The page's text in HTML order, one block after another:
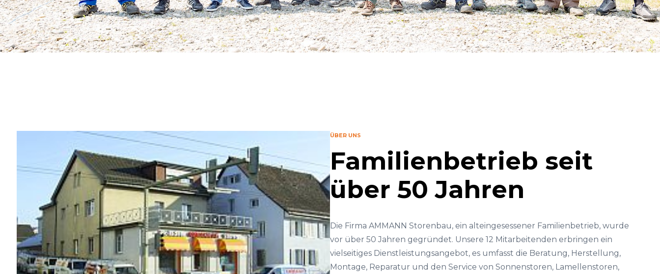
Lamellenstoren
Lamisol
Grinotex
Rollladen
Ecomont
Montfix
ÜBER UNS
Familienbetrieb seit
über 50 Jahren
Die Firma AMMANN Storenbau, ein alteingesessener Familienbetrieb, wurde
vor über 50 Jahren gegründet. Unsere 12 Mitarbeitenden erbringen ein
vielseitiges Dienstleistungsangebot, es umfasst die Beratung, Herstellung,
Montage, Reparatur und den Service von Sonnenstoren, Lamellenstoren,